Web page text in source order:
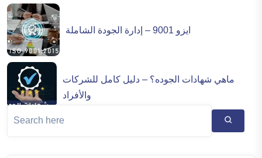
ايزو 9001 – إدارة الجودة الشاملة
ماهي شهادات الجوده؟ – دليل كامل للشركات
والأفراد